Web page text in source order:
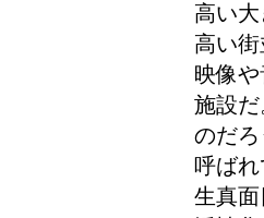
高い
高い
映像
施設
のだ
呼ば
生真